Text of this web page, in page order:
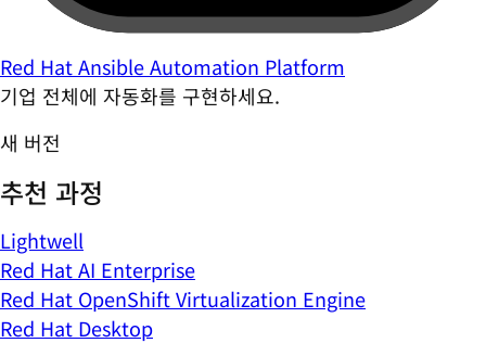
Red Hat Ansible Automation Platform
기업 전체에 자동화를 구현하세요.
새 버전
추천 과정
Lightwell
Red Hat AI Enterprise
Red Hat OpenShift Virtualization Engine
Red Hat Desktop